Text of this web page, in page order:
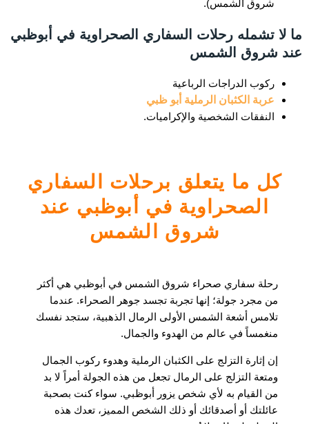
شروق الشمس).
ما لا تشمله رحلات السفاري الصحراوية في أبوظبي
عند شروق الشمس
ركوب الدراجات الرباعية
عربة الكثبان الرملية أبو ظبي
النفقات الشخصية والإكراميات.
كل ما يتعلق برحلات السفاري
الصحراوية في أبوظبي عند
شروق الشمس
رحلة سفاري صحراء شروق الشمس في أبوظبي هي أكثر
من مجرد جولة؛ إنها تجربة تجسد جوهر الصحراء. عندما
تلامس أشعة الشمس الأولى الرمال الذهبية، ستجد نفسك
منغمساً في عالم من الهدوء والجمال.
إن إثارة التزلج على الكثبان الرملية وهدوء ركوب الجمال
ومتعة التزلج على الرمال تجعل من هذه الجولة أمراً لا بد
من القيام به لأي شخص يزور أبوظبي. سواء كنت بصحبة
عائلتك أو أصدقائك أو ذلك الشخص المميز، تعدك هذه